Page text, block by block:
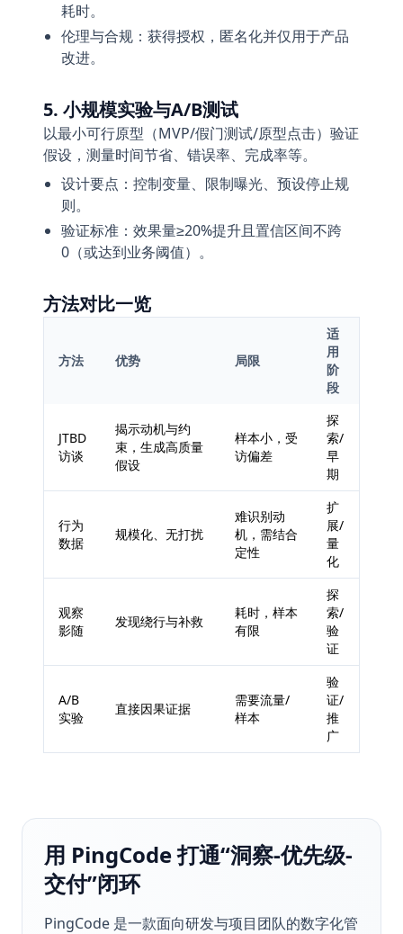
耗时。
伦理与合规：获得授权，匿名化并仅用于产品
改进。
5. 小规模实验与A/B测试
以最小可行原型（MVP/假门测试/原型点击）验证
假设，测量时间节省、错误率、完成率等。
设计要点：控制变量、限制曝光、预设停止规
则。
验证标准：效果量≥20%提升且置信区间不跨
0（或达到业务阈值）。
方法对比一览
方法 优势 局限
适
用
阶
段
JTBD
访谈
揭示动机与约
束，生成高质量
假设
样本小，受
访偏差
探
索/
早
期
行为
数据
规模化、无打扰
难识别动
机，需结合
定性
扩
展/
量
化
观察
影随
发现绕行与补救
耗时，样本
有限
探
索/
验
证
A/B
实验
直接因果证据
需要流量/
样本
验
证/
推
广
用 PingCode 打通“洞察-优先级-
交付”闭环
PingCode 是一款面向研发与项目团队的数字化管